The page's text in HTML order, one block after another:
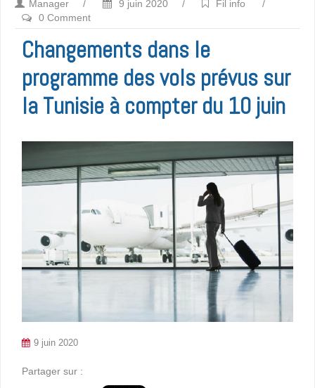
Manager / 9 juin 2020 / Fil info
/
0 Comment
Changements dans le
programme des vols prévus sur
la Tunisie à compter du 10 juin
9 juin 2020
Partager sur :